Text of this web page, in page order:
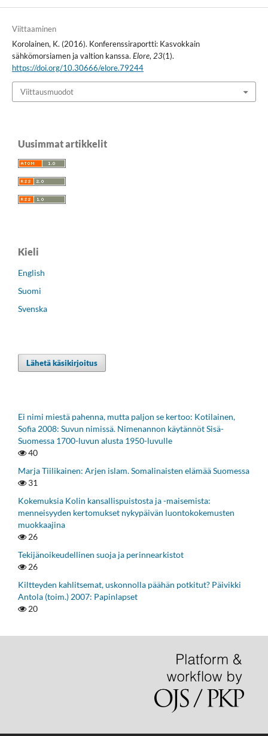
Viittaaminen
Korolainen, K. (2016). Konferenssiraportti: Kasvokkain
sähkömorsiamen ja valtion kanssa. Elore, 23(1).
https://doi.org/10.30666/elore.79244
Viittausmuodot
Uusimmat artikkelit
Kieli
English
Suomi
Svenska
Lähetä käsikirjoitus
Ei nimi miestä pahenna, mutta paljon se kertoo: Kotilainen,
Sofia 2008: Suvun nimissä. Nimenannon käytännöt Sisä-
Suomessa 1700-luvun alusta 1950-luvulle
40
Marja Tiilikainen: Arjen islam. Somalinaisten elämää Suomessa
31
Kokemuksia Kolin kansallispuistosta ja -maisemista:
menneisyyden kertomukset nykypäivän luontokokemusten
muokkaajina
26
Tekijänoikeudellinen suoja ja perinnearkistot
26
Kiltteyden kahlitsemat, uskonnolla päähän potkitut? Päivikki
Antola (toim.) 2007: Papinlapset
20